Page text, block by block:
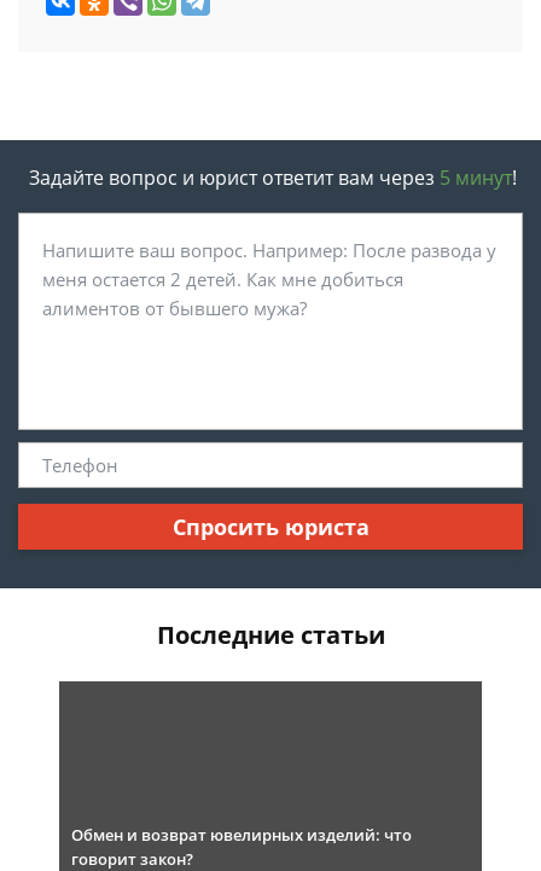
Задайте вопрос и юрист ответит вам через 5 минут!
Спросить юриста
Последние статьи
Обмен и возврат ювелирных изделий: что
говорит закон?